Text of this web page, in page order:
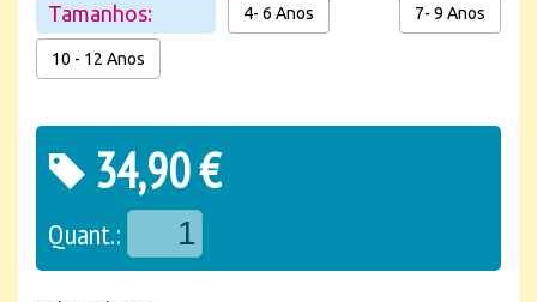
Tamanhos: 4- 6 Anos 7- 9 Anos
10 - 12 Anos
34,90 €
Quant.: